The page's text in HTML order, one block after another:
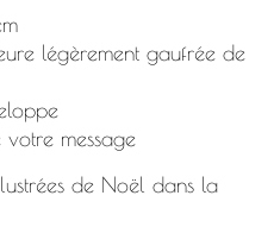
légèrement gaufrée de
message
de Noël dans la